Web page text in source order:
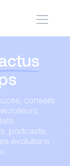
conseils
podcasts,
évolutions